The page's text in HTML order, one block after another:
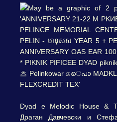
Dyad е Melodic House &
Драган Давчевски и